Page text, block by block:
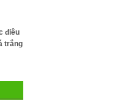
điêu
trắng